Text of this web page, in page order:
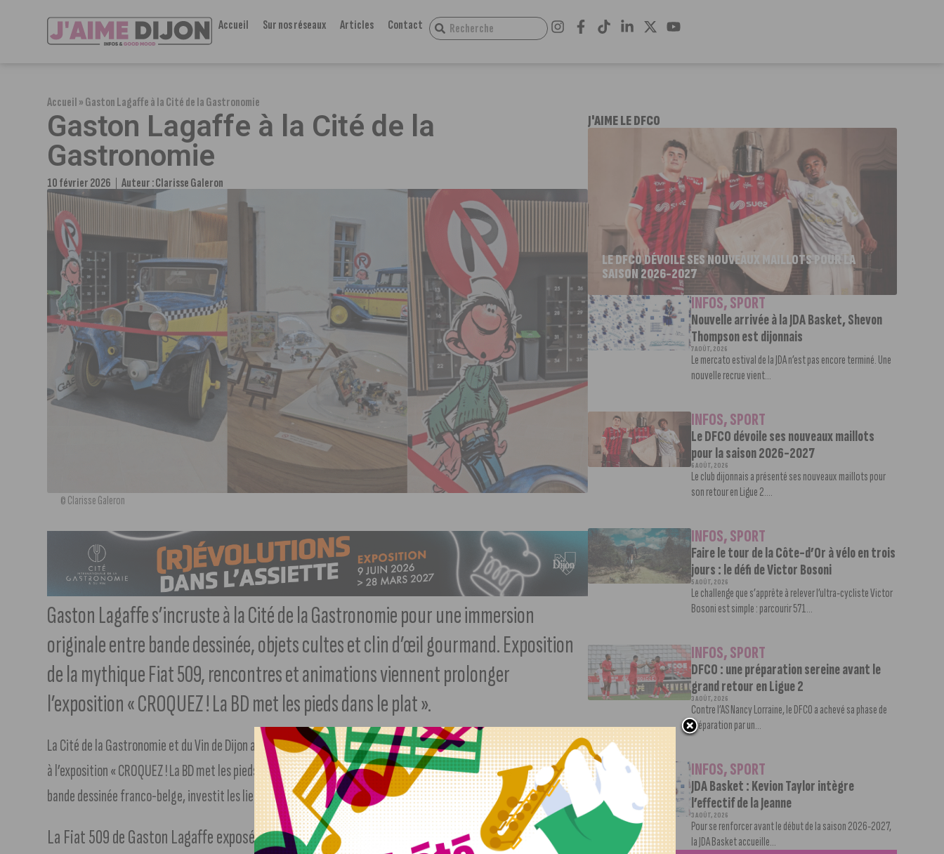
Accueil Sur nos réseaux Articles Contact
Accueil»Gaston Lagaffe à la Cité de la Gastronomie
Gaston Lagaffe à la Cité de la
Gastronomie
10 février 2026 Auteur :Clarisse Galeron
© Clarisse Galeron
Gaston Lagaffe s’incruste à la Cité de la Gastronomie pour une immersion
originale entre bande dessinée, objets cultes et clin d’œil gourmand. Exposition
de la mythique Fiat 509, rencontres et animations viennent prolonger
l’exposition « CROQUEZ ! La BD met les pieds dans le plat ».
La Cité de la Gastronomie et du Vin de Dijon accueille un invité pour le moins inattendu en ce mois de février. En écho
à l’exposition « CROQUEZ ! La BD met les pieds dans le plat », l’univers de Gaston Lagaffe, figure incontournable de la
bande dessinée franco-belge, investit les lieux pour une programmation à la fois culturelle, ludique et gourmande.
La Fiat 509 de Gaston Lagaffe exposée à la Cité
J'AIME LE DFCO
LE DFCO DÉVOILE SES NOUVEAUX MAILLOTS POUR LA
SAISON 2026-2027
INFOS,SPORT
Nouvelle arrivée à la JDA Basket, Shevon
Thompson est dijonnais
7 AOÛT, 2026
Le mercato estival de la JDA n’est pas encore terminé. Une
nouvelle recrue vient...
INFOS,SPORT
Le DFCO dévoile ses nouveaux maillots
pour la saison 2026-2027
6 AOÛT, 2026
Le club dijonnais a présenté ses nouveaux maillots pour
son retour en Ligue 2....
INFOS,SPORT
Faire le tour de la Côte-d’Or à vélo en trois
jours : le défi de Victor Bosoni
5 AOÛT, 2026
Le challenge que s’apprête à relever l’ultra-cycliste Victor
Bosoni est simple : parcourir 571...
INFOS,SPORT
DFCO : une préparation sereine avant le
grand retour en Ligue 2
3 AOÛT, 2026
Contre l’AS Nancy Lorraine, le DFCO a achevé sa phase de
préparation par un...
INFOS,SPORT
JDA Basket : Kevion Taylor intègre
l’effectif de la Jeanne
3 AOÛT, 2026
Pour se renforcer avant le début de la saison 2026-2027,
la JDA Basket accueille...